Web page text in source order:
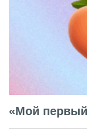
«Мой первый